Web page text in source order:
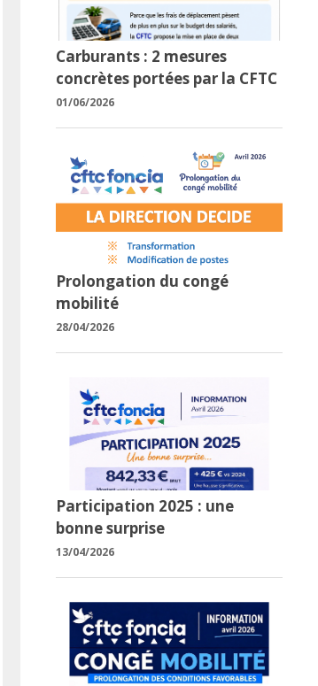
Carburants : 2 mesures
concrètes portées par la CFTC
01/06/2026
Prolongation du congé
mobilité
28/04/2026
Participation 2025 : une
bonne surprise
13/04/2026